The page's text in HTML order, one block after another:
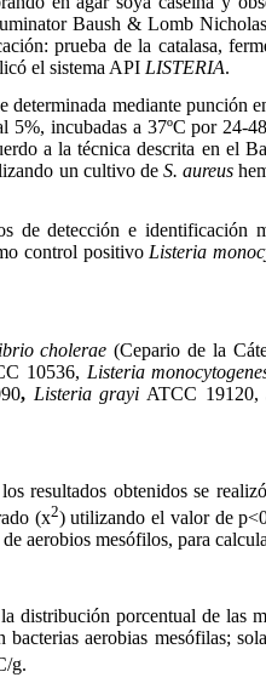
Baush & Lomb
prueba de la catalasa,
el sistema API LISTERIA.
determinada mediante punción
5%, incubadas a 37ºC por 24-
a la técnica descrita en el
un cultivo de S. aureus
de detección e identificación
control positivo Listeria
cholerae (Cepario de la
10536, Listeria
, Listeria grayi ATCC 19120,
resultados obtenidos se
(x2) utilizando el valor de
aerobios mesófilos, para
distribución porcentual de las
aerobias mesófilas;
g.